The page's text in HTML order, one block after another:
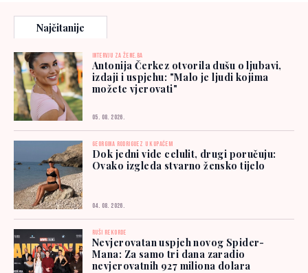
Najčitanije
INTERVJU ZA ŽENE.BA
Antonija Čerkez otvorila dušu o ljubavi,
izdaji i uspjehu: "Malo je ljudi kojima
možete vjerovati"
05. 08. 2026.
GEORGINA RODRIGUEZ U KUPAĆEM
Dok jedni vide celulit, drugi poručuju:
Ovako izgleda stvarno žensko tijelo
04. 08. 2026.
RUŠI REKORDE
Nevjerovatan uspjeh novog Spider-
Mana: Za samo tri dana zaradio
nevjerovatnih 927 miliona dolara